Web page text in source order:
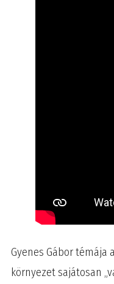
Gyenes Gábor
környezet sajátosan